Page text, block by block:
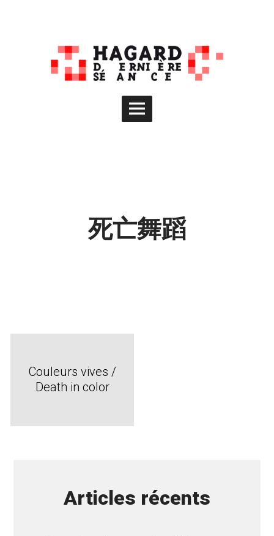
Main
死亡舞蹈
Couleurs vives /
Death in color
Articles récents